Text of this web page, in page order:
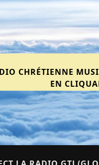
CHRÉTIENNE
EN